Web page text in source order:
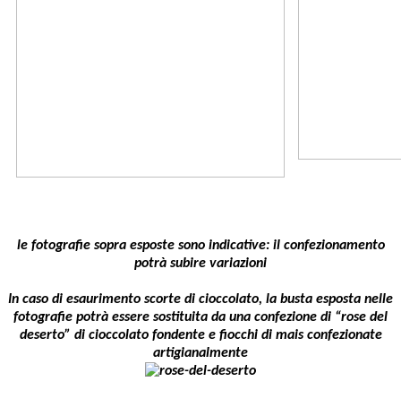
le fotografie sopra esposte sono indicative: il confezionamento
potrà subire variazioni
In caso di esaurimento scorte di cioccolato, la busta esposta nelle
fotografie potrà essere sostituita da una confezione di “rose del
deserto” di cioccolato fondente e fiocchi di mais confezionate
artigianalmente